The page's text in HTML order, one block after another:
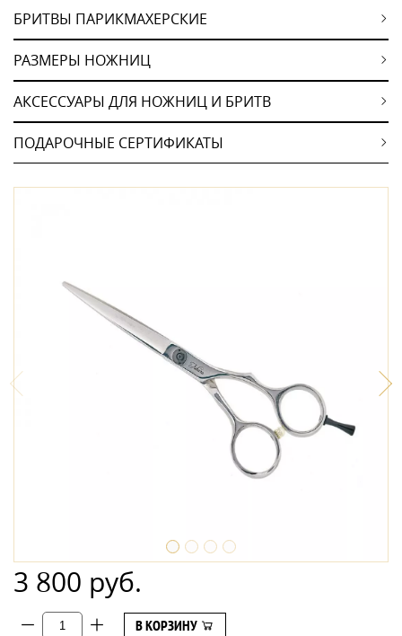
БРИТВЫ ПАРИКМАХЕРСКИЕ
РАЗМЕРЫ НОЖНИЦ
АКСЕССУАРЫ ДЛЯ НОЖНИЦ И БРИТВ
ПОДАРОЧНЫЕ СЕРТИФИКАТЫ
3 800 руб.
В КОРЗИНУ